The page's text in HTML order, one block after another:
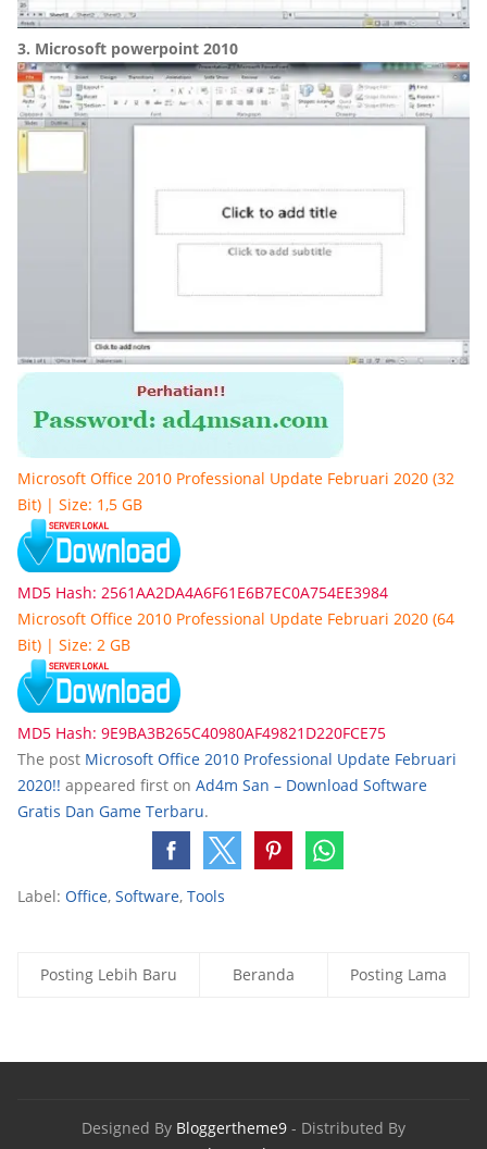
3. Microsoft powerpoint 2010
Microsoft Office 2010 Professional Update Februari 2020 (32
Bit) | Size: 1,5 GB
MD5 Hash: 2561AA2DA4A6F61E6B7EC0A754EE3984
Microsoft Office 2010 Professional Update Februari 2020 (64
Bit) | Size: 2 GB
MD5 Hash: 9E9BA3B265C40980AF49821D220FCE75
The post Microsoft Office 2010 Professional Update Februari
2020!! appeared first on Ad4m San – Download Software
Gratis Dan Game Terbaru.
Label: Office, Software, Tools
Posting Lebih Baru Posting Lama
Beranda
Designed By Bloggertheme9 - Distributed By